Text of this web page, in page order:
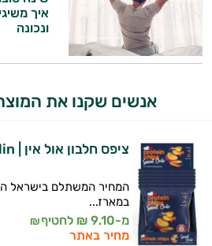
איך
ונכונה
אנשים שקנו את
ציפס חלבון אול אין | allin
במארז...
מ-9.10 ₪ לחטיף ₪
מחיר באתר
זה הזמן להתחיל. איך אוכל